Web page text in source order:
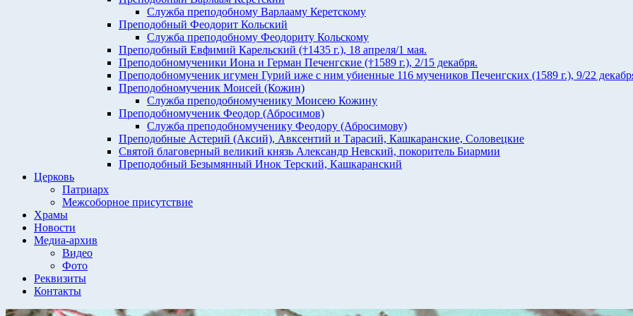
Служба преподобному Варлааму Керетскому
Преподобный Феодорит Кольский
Служба преподобному Феодориту Кольскому
Преподобный Евфимий Карельский (†1435 г.), 18 апреля/1 мая.
Преподобномученики Иона и Герман Печенгские (†1589 г.), 2/15 декабря.
Преподобномученик игумен Гурий иже с ним убиенные 116 мучеников Печенгских (1589 г.), 9/22
Преподобномученик Моисей (Кожин)
Служба преподобномученику Моисею Кожину
Преподобномученик Феодор (Абросимов)
Служба преподобномученику Феодору (Абросимову)
Преподобные Астерий (Аксий), Авксентий и Тарасий, Кашкаранские, Соловецкие
Святой благоверный великий князь Александр Невский, покоритель Биармии
Преподобный Безымянный Инок Терский, Кашкаранский
Церковь
Патриарх
Межсоборное присутствие
Храмы
Новости
Медиа-архив
Видео
Фото
Реквизиты
Контакты